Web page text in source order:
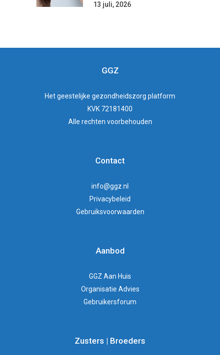
13 juli, 2026
GGZ
Hetgeestelijke gezondheidszorg platform
KVK 72181400
Alle rechten voorbehouden
Contact
info@ggz.nl
Privacybeleid
Gebruiksvoorwaarden
Aanbod
GGZ Aan Huis
Organisatie Advies
Gebruikersforum
Zusters | Broeders